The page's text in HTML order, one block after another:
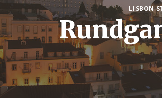
LISBON